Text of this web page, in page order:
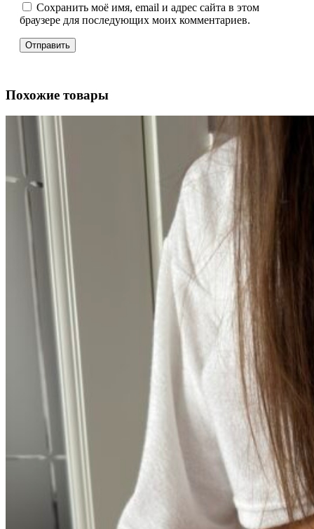
Сохранить моё имя, email и адрес сайта в этом
браузере для последующих моих комментариев.
Похожие товары